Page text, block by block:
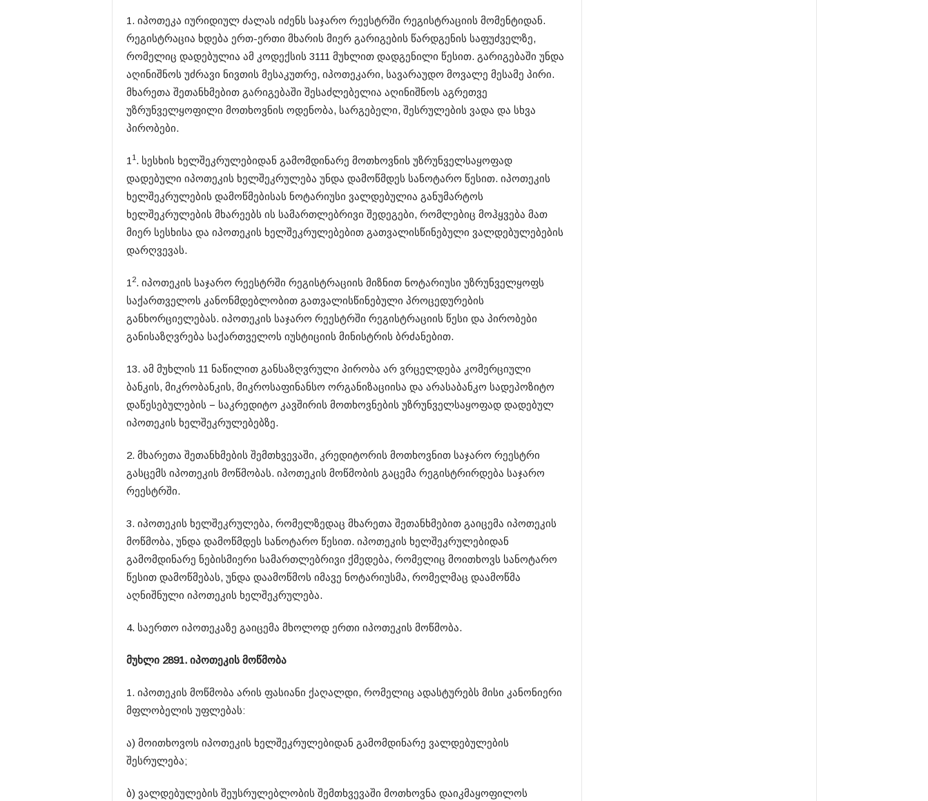
1. იპოთეკა იურიდიულ ძალას იძენს საჯარო რეესტრში რეგისტრაციის მომენტიდან.
რეგისტრაცია ხდება ერთ-ერთი მხარის მიერ გარიგების წარდგენის საფუძველზე,
რომელიც დადებულია ამ კოდექსის 311​1 მუხლით დადგენილი წესით. გარიგებაში უნდა
აღინიშნოს უძრავი ნივთის მესაკუთრე, იპოთეკარი, სავარაუდო მოვალე მესამე პირი.
მხარეთა შეთანხმებით გარიგებაში შესაძლებელია აღინიშნოს აგრეთვე
უზრუნველყოფილი მოთხოვნის ოდენობა, სარგებელი, შესრულების ვადა და სხვა
პირობები.
1​ 1 . სესხის ხელშეკრულებიდან გამომდინარე მოთხოვნის უზრუნველსაყოფად
დადებული იპოთეკის ხელშეკრულება უნდა დამოწმდეს სანოტარო წესით. იპოთეკის
ხელშეკრულების დამოწმებისას ნოტარიუსი ვალდებულია განუმარტოს
ხელშეკრულების მხარეებს ის სამართლებრივი შედეგები, რომლებიც მოჰყვება მათ
მიერ სესხისა და იპოთეკის ხელშეკრულებებით გათვალისწინებული ვალდებულებების
დარღვევას.
1​ 2. იპოთეკის საჯარო რეესტრში რეგისტრაციის მიზნით ნოტარიუსი უზრუნველყოფს
საქართველოს კანონმდებლობით გათვალისწინებული პროცედურების
განხორციელებას. იპოთეკის საჯარო რეესტრში რეგისტრაციის წესი და პირობები
განისაზღვრება საქართველოს იუსტიციის მინისტრის ბრძანებით.
1​​​3. ამ მუხლის 1​1 ნაწილით განსაზღვრული პირობა არ ვრცელდება კომერციული
ბანკის, მიკრობანკის, მიკროსაფინანსო ორგანიზაციისა და არასაბანკო სადეპოზიტო
დაწესებულების − საკრედიტო კავშირის მოთხოვნების უზრუნველსაყოფად დადებულ
იპოთეკის ხელშეკრულებებზე.
2. მხარეთა შეთანხმების შემთხვევაში, კრედიტორის მოთხოვნით საჯარო რეესტრი
გასცემს იპოთეკის მოწმობას. იპოთეკის მოწმობის გაცემა რეგისტრირდება საჯარო
რეესტრში.
3. იპოთეკის ხელშეკრულება, რომელზედაც მხარეთა შეთანხმებით გაიცემა იპოთეკის
მოწმობა, უნდა დამოწმდეს სანოტარო წესით. იპოთეკის ხელშეკრულებიდან
გამომდინარე ნებისმიერი სამართლებრივი ქმედება, რომელიც მოითხოვს სანოტარო
წესით დამოწმებას, უნდა დაამოწმოს იმავე ნოტარიუსმა, რომელმაც დაამოწმა
აღნიშნული იპოთეკის ხელშეკრულება.
4. საერთო იპოთეკაზე გაიცემა მხოლოდ ერთი იპოთეკის მოწმობა.
მუხლი 289​1. იპოთეკის მოწმობა
1. იპოთეკის მოწმობა არის ფასიანი ქაღალდი, რომელიც ადასტურებს მისი კანონიერი
მფლობელის უფლებას:
ა) მოითხოვოს იპოთეკის ხელშეკრულებიდან გამომდინარე ვალდებულების
შესრულება;
ბ) ვალდებულების შეუსრულებლობის შემთხვევაში მოთხოვნა დაიკმაყოფილოს